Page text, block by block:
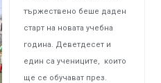
тържествено беше даден
старт на новата учебна
година. Деветдесет и
един са учениците, които
ще се обучават през.